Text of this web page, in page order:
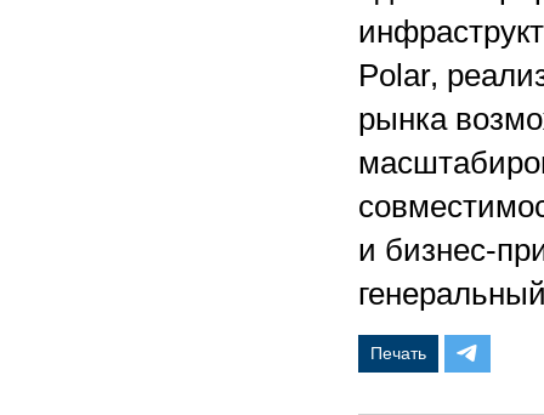
Polar,
рынка
и бизнес-
Печать